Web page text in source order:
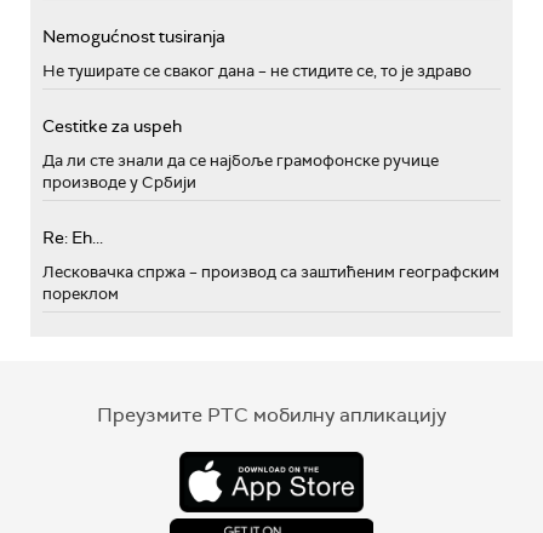
Nemogućnost tusiranja
Не туширате се сваког дана – не стидите се, то је здраво
Cestitke za uspeh
Да ли сте знали да се најбоље грамофонске ручице
производе у Србији
Re: Eh...
Лесковачка спржа – производ са заштићеним географским
пореклом
Преузмите РТС мобилну апликацију